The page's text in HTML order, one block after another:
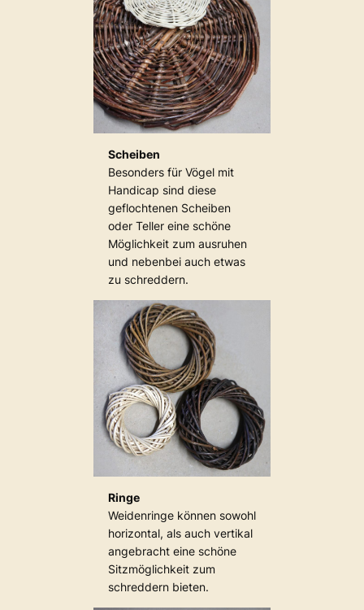
Scheiben
Besonders für Vögel mit
Handicap sind diese
geflochtenen Scheiben
oder Teller eine schöne
Möglichkeit zum ausruhen
und nebenbei auch etwas
zu schreddern.
Ringe
Weidenringe können sowohl
horizontal, als auch vertikal
angebracht eine schöne
Sitzmöglichkeit zum
schreddern bieten.